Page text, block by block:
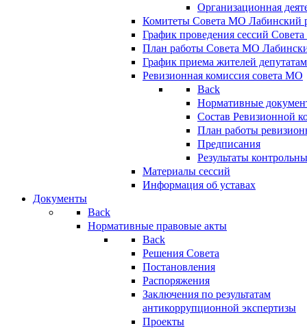
Организационная
Комитеты Совета МО Лабинский
График проведения сессий
План работы Совета МО
График приема жителей
Ревизионная комиссия совета МО
Back
Нормативные
Состав Ревизионной
План работы
Предписания
Результаты
Материалы сессий
Информация об уставах
Документы
Back
Нормативные правовые акты
Back
Решения Совета
Постановления
Распоряжения
Заключения по результатам
антикоррупционной экспертизы
Проекты